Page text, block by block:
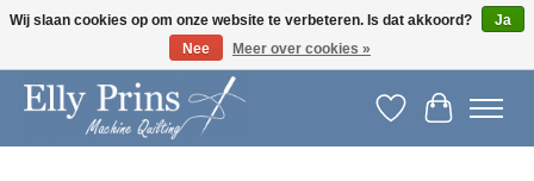
Let op: gewijzigde openingstijden!
Verlanglijst
Wij slaan cookies op om onze website te verbeteren. Is dat akkoord?
Ja
Nee
Meer over cookies »